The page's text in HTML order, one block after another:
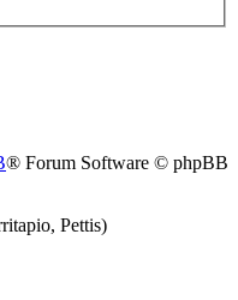
® Forum Software © phpBB
Pettis)